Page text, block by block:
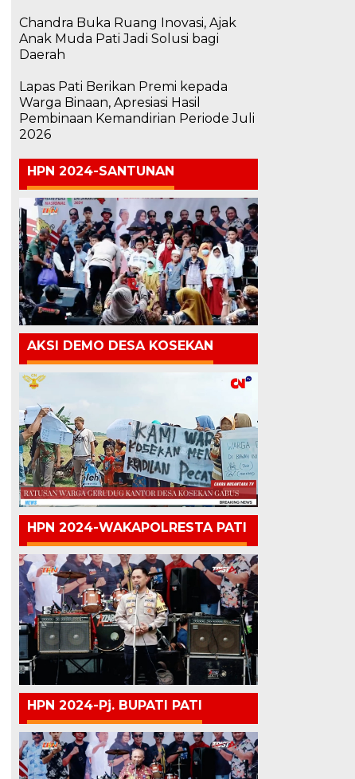
Chandra Buka Ruang Inovasi, Ajak
Anak Muda Pati Jadi Solusi bagi
Daerah
Lapas Pati Berikan Premi kepada
Warga Binaan, Apresiasi Hasil
Pembinaan Kemandirian Periode Juli
2026
HPN 2024-SANTUNAN
AKSI DEMO DESA KOSEKAN
HPN 2024-WAKAPOLRESTA PATI
HPN 2024-Pj. BUPATI PATI